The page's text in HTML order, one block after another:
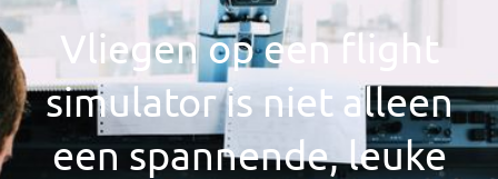
Vliegen op een flight
simulator is niet alleen
een spannende, leuke